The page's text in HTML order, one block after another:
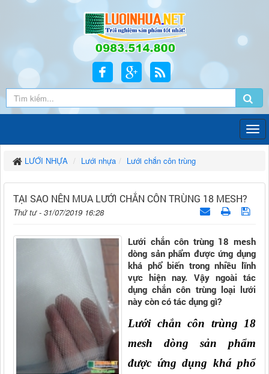
LƯỚI NHỰA Lưới nhựa Lưới chắn côn trùng
TẠI SAO NÊN MUA LƯỚI CHẮN CÔN TRÙNG 18 MESH?
Thứ tư - 31/07/2019 16:28
Lưới chắn côn trùng 18 mesh
dòng sản phẩm được ứng dụng
khá phổ biến trong nhiều lĩnh
vực hiện nay. Vậy ngoài tác
dụng chắn côn trùng loại lưới
này còn có tác dụng gì?
Lưới chắn côn trùng 18
mesh dòng sản phẩm
được ứng dụng khá phổ